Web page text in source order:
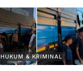
HUKUM & KRIMINAL